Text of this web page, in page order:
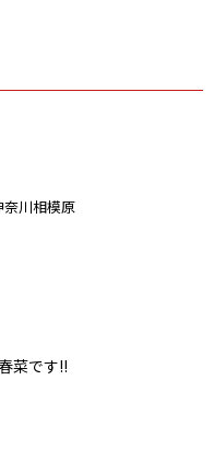
奈川相模原
菜です!!